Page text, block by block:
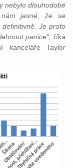
nebylo dlouhodobé
jasné, že se
Je proto
panice“, říká
kanceláře Taylor